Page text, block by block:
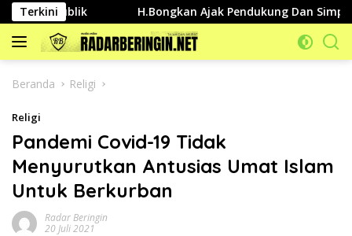
Langsung
ke
konten
Terkini
Publik H.Bongkan Ajak Pendukung Dan
Beranda Religi
Religi
Pandemi Covid-19 Tidak
Menyurutkan Antusias Umat Islam
Untuk Berkurban
Radar Beringin
20 Juli 2021